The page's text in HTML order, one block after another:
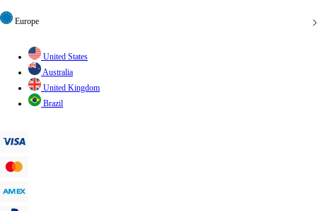
Europe
United States
Australia
United Kingdom
Brazil